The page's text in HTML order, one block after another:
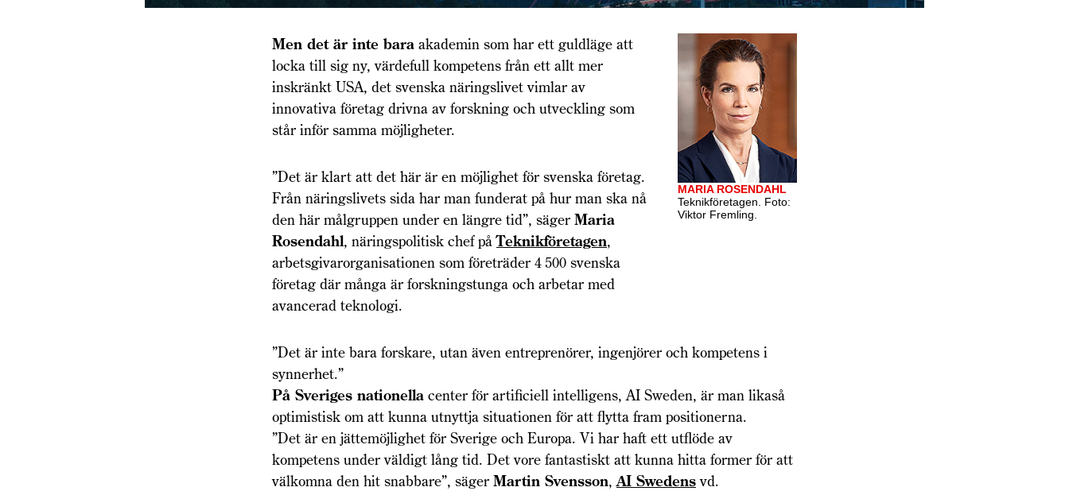
MARIA ROSENDAHL
Teknikföretagen. Foto:
Viktor Fremling.
Men det är inte bara akademin som har ett guldläge att
locka till sig ny, värdefull kompetens från ett allt mer
inskränkt USA, det svenska näringslivet vimlar av
innovativa företag drivna av forskning och utveckling som
står inför samma möjligheter.
”Det är klart att det här är en möjlighet för svenska företag.
Från näringslivets sida har man funderat på hur man ska nå
den här målgruppen under en längre tid”, säger Maria
Rosendahl, näringspolitisk chef påTeknikföretagen,
arbetsgivarorganisationen som företräder 4 500 svenska
företag där många är forskningstunga och arbetar med
avancerad teknologi.
”Det är inte bara forskare, utan även entreprenörer, ingenjörer och kompetens i
synnerhet.”
På Sveriges nationella center för artificiell intelligens, AI Sweden, är man likaså
optimistisk om att kunna utnyttja situationen för att flytta fram positionerna.
”Det är en jättemöjlighet för Sverige och Europa. Vi har haft ett utflöde av
kompetens under väldigt lång tid. Det vore fantastiskt att kunna hitta former för att
välkomna den hit snabbare”, säger Martin Svensson,AI Swedensvd.